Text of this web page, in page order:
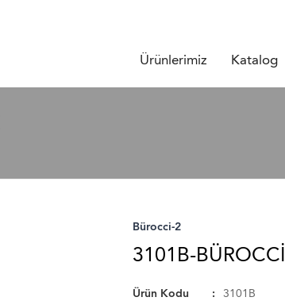
Ürünlerimiz Katalog
Bürocci-2
3101B-
Ürün Kodu 3101B